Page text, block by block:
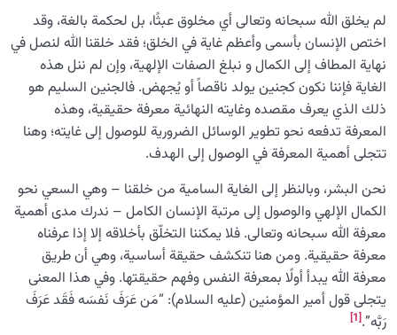
مسارات التشبه بالله، ولماذا نحتاج إلى الإنسان الكامل؟
ما العلاقة بين معرفة الله ومعرفة الأئمة(عليهم السلام)؟
مفهوم الحصن الآمن في حديث سلسلة الذهب: لماذا ‘لا إله إلا
الله’ هي حصن الله؟
ما المعيار المحدد لعلاقتنا بأهل البيت عليهم السلام؟ وماذا
نعرف عن علاقتنا الحقيقية والحقوقیة بهم؟
ما هي العائلة السماوية وما علاقتها بهدف الخلق؟
هندسة النفس وتهذيب الروح 0/11
نضوج الطفل الغالي للروح
لم يخلق الله سبحانه وتعالى أي مخلوق عبثًا، بل لحكمة بالغة، وقد
اختص الإنسان بأسمى وأعظم غاية في الخلق؛ فقد خلقنا الله لنصل في
نهاية المطاف إلى الكمال و نبلغ الصفات الإلهية، وإن لم ننل هذه
الغاية فإننا نكون كجنين يولد ناقصاً أو يُجهض. فالجنين السليم هو
ذلك الذي يعرف مقصده وغايته النهائية معرفة حقيقية، وهذه
المعرفة تدفعه نحو تطوير الوسائل الضرورية للوصول إلى غايته؛ وهنا
تتجلى أهمية المعرفة في الوصول إلى الهدف.
نحن البشر، وبالنظر إلى الغاية السامية من خلقنا – وهي السعي نحو
الكمال الإلهي والوصول إلى مرتبة الإنسان الكامل – ندرك مدى أهمية
معرفة الله سبحانه وتعالى. فلا يمكننا التخلّق بأخلاقه إلا إذا عرفناه
معرفة حقيقية. ومن هنا تنكشف حقيقة أساسية، وهي أن طريق
معرفة الله يبدأ أولًا بمعرفة النفس وفهم حقيقتها. وفي هذا المعنى
يتجلى قول أمير المؤمنين (عليه السلام): “مَن عَرَفَ نَفسَه فَقَد عَرَفَ
رَبَّه”.[1]